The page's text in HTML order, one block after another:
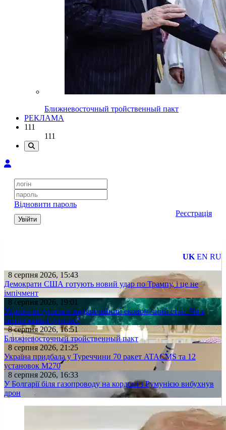
Ближневосточный тройственный пакт
РЕКЛАМА
111
111
Відновити пароль
Увійти
Реєстрація
UK EN RU
8 серпня 2026, 15:43
Демократи США готують новий удар по Трампу, і це не
імпічмент
8 серпня 2026, 19:01
Україна вступила в надзвичайний економічний стан. Чи є
світло вкінці тунелю?
8 серпня 2026, 16:51
Ближневосточный тройственный пакт
8 серпня 2026, 21:25
Україна придбала у Туреччини 70 ракет ATACMS та 12
установок M270
8 серпня 2026, 16:33
У Болгарії біля газопроводу на кордоні з Румунією вибухнув
дрон